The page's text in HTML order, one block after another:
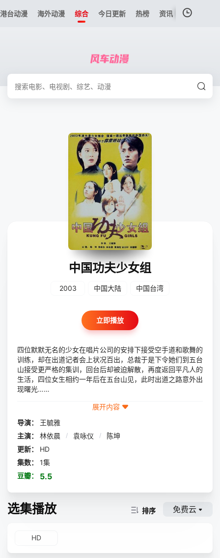
港台动漫 海外动漫 综合 今日更新 热榜 资讯
中国功夫少女组
2003 中国大陆 中国台湾
立即播放
四位默默无名的少女在唱片公司的安排下接受空手道和歌舞的
训练，却在出道记者会上状况百出，总裁于是下令她们到五台
山接受更严格的集训，回台后却被迫解散，再度返回平凡人的
生活，四位女生相约一年后在五台山见，此时出道之路意外出
现曙光……
展开内容
导演：
王毓雅
主演：
林依晨 / 袁咏仪 /
陈坤
更新：
HD
集数：
1集
豆瓣：
5.5
选集播放 排序 免费云
HD